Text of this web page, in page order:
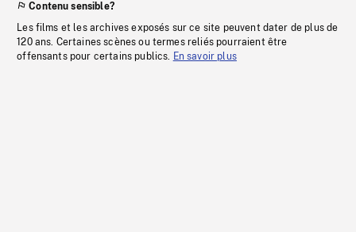
Contenu sensible?
Les films et les archives exposés sur ce site peuvent dater de plus de
120 ans. Certaines scènes ou termes reliés pourraient être
offensants pour certains publics. En savoir plus